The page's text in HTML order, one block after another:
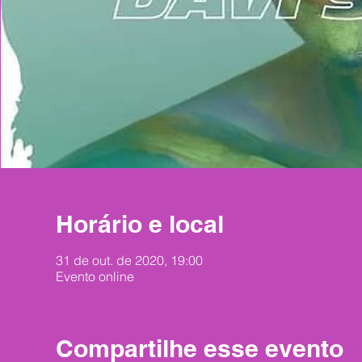
Horário e local
31 de out. de 2020, 19:00
Evento online
Compartilhe esse evento